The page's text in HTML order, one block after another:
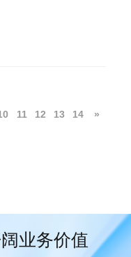
11 12 13 14 »
业务价值